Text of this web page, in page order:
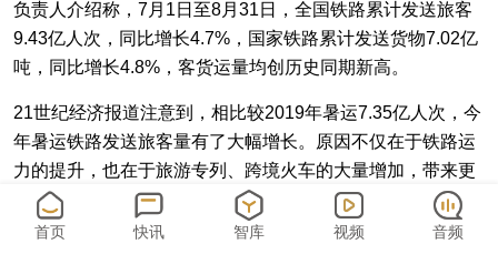
负责人介绍称，7月1日至8月31日，全国铁路累计发送旅客
9.43亿人次，同比增长4.7%，国家铁路累计发送货物7.02亿
吨，同比增长4.8%，客货运量均创历史同期新高。
21世纪经济报道注意到，相比较2019年暑运7.35亿人次，今
年暑运铁路发送旅客量有了大幅增长。原因不仅在于铁路运
力的提升，也在于旅游专列、跨境火车的大量增加，带来更
多元的客群。
据国铁集团运输部负责人介绍，暑运期间全国铁路日均安排
首页 快讯 智库 视频 音频